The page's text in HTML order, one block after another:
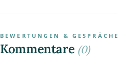
BEWERTUNGEN & GESPRÄCHE
Kommentare (0)